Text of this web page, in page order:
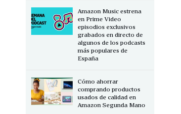
Amazon Music estrena
en Prime Video
episodios exclusivos
grabados en directo de
algunos de los podcasts
más populares de
España
Cómo ahorrar
comprando productos
usados de calidad en
Amazon Segunda Mano